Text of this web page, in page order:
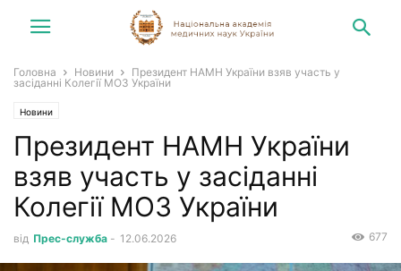
Головна Новини
Президент НАМН України взяв участь у
засіданні Колегії МОЗ України
Новини
Президент НАМН України
взяв участь у засіданні
Колегії МОЗ України
від Прес-служба - 12.06.2026 677